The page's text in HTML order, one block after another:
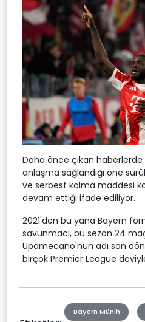
Daha önce çıkan
anlaşma sağlandığı öne
ve serbest kalma maddesi
devam ettiği ifade ediliyor.
2021'den bu yana Bayern
savunmacı, bu sezon 24
Upamecano'nun adı son
birçok Premier League
Bayern Münih